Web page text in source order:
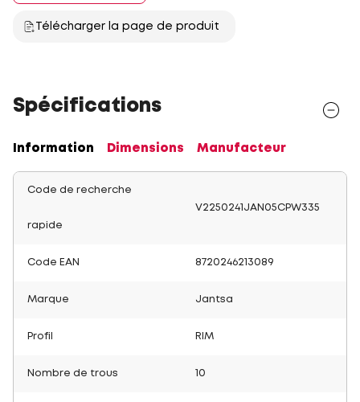
Télécharger la page de produit
Spécifications
Information Dimensions Manufacteur
Code de recherche
rapide
V2250241JAN05CPW335
Code EAN 8720246213089
Marque Jantsa
Profil RIM
Nombre de trous 10